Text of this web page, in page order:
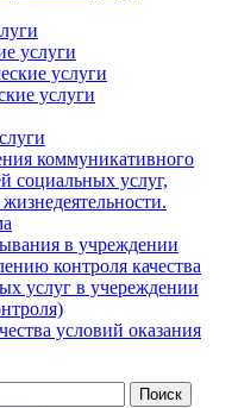
услуги
услуги
услуги
коммуникативного
социальных услуг,
в учреждении
контроля качества
услуг в учереждении
условий оказания